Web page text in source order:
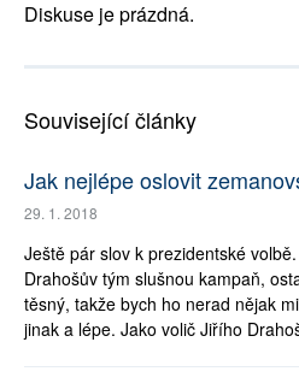
Diskuse je prázdná.
Související články
Jak nejlépe oslovit
29. 1. 2018
Ještě pár slov k prezidentské
Drahošův tým slušnou kampaň,
těsný, takže bych ho nerad nějak
jinak a lépe. Jako volič Jiřího